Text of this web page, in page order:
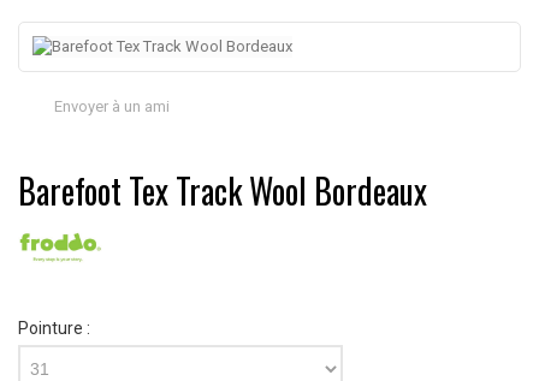
Envoyer à un ami
Barefoot Tex Track Wool Bordeaux
Pointure :
31